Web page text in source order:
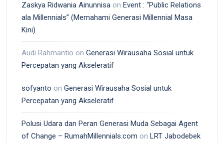
Zaskya Ridwania Ainunnisa on Event : “Public Relations
ala Millennials” (Memahami Generasi Millennial Masa
Kini)
Audi Rahmantio on Generasi Wirausaha Sosial untuk
Percepatan yang Akseleratif
sofyanto on Generasi Wirausaha Sosial untuk
Percepatan yang Akseleratif
Polusi Udara dan Peran Generasi Muda Sebagai Agent
of Change – RumahMillennials.com on LRT Jabodebek